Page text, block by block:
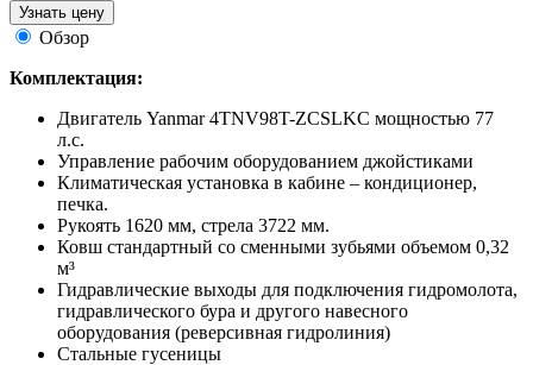
Узнать цену
Обзор
Комплектация:
Двигатель Yanmar 4TNV98T-ZCSLKC мощностью 77
л.с.
Управление рабочим оборудованием джойстиками
Климатическая установка в кабине – кондиционер,
печка.
Рукоять 1620 мм, стрела 3722 мм.
Ковш стандартный со сменными зубьями объемом 0,32
м³
Гидравлические выходы для подключения гидромолота,
гидравлического бура и другого навесного
оборудования (реверсивная гидролиния)
Стальные гусеницы